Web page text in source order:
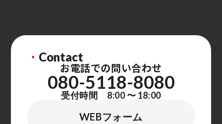
・ Contact
お電話での問い合わせ
080-5118-8080
受付時間 8:00 〜 18:00
WEBフォーム